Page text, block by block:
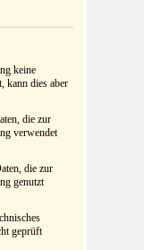
keine
kann dies aber
die zur
verwendet
die zur
genutzt
geprüft